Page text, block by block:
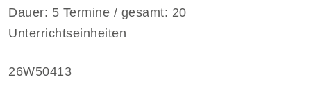
Dauer: 5 Termine / gesamt: 20
Unterrichtseinheiten
26W50413